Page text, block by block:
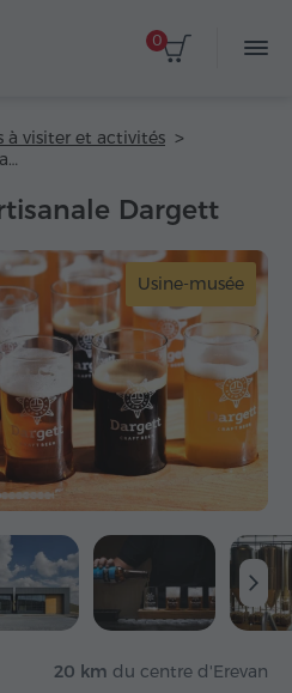
0
à visiter et activités
Usine de bière artisanale Dargett
Dargett
Usine-musée
20 km du centre d'Erevan